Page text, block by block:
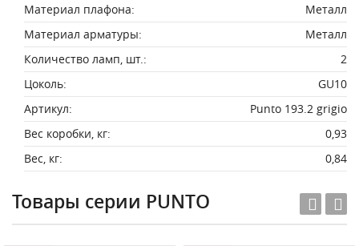
Материал плафона:
Металл
Материал арматуры:
Металл
Количество ламп, шт.:
2
Цоколь:
GU10
Артикул:
Punto 193.2 grigio
Вес коробки, кг:
0,93
Вес, кг:
0,84
Товары серии PUNTO